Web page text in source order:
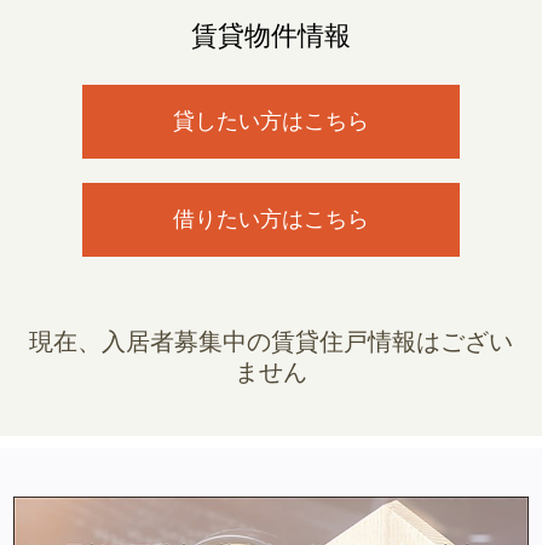
賃貸物件情報
貸したい方はこちら
借りたい方はこちら
現在、入居者募集中の賃貸住戸情報はござい
ません